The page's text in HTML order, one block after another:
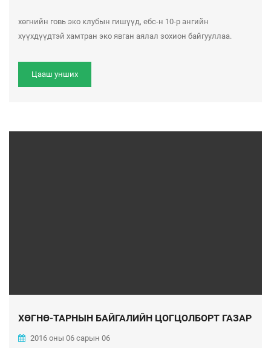
хөгнийн говь эко клубын гишүүд, ебс-н 10-р ангийн
хүүхдүүдтэй хамтран эко явган аялал зохион байгууллаа.
Цааш унших
ХӨГНӨ-ТАРНЫН БАЙГАЛИЙН ЦОГЦОЛБОРТ ГАЗАР
2016 оны 06 сарын 06